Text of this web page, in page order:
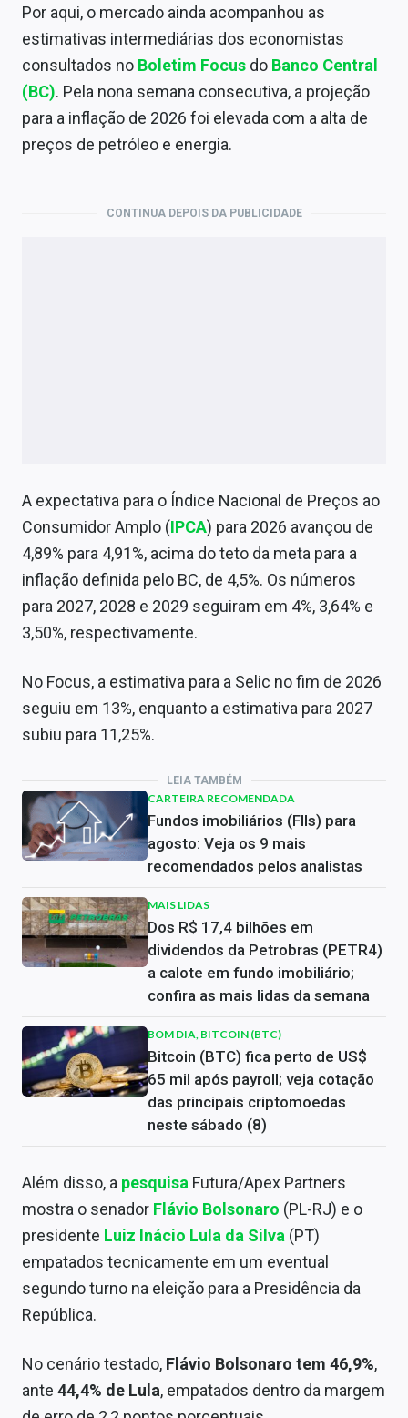
Por aqui, o mercado ainda acompanhou as
estimativas intermediárias dos economistas
consultados no Boletim Focus do Banco Central
(BC). Pela nona semana consecutiva, a projeção
para a inflação de 2026 foi elevada com a alta de
preços de petróleo e energia.
CONTINUA DEPOIS DA PUBLICIDADE
A expectativa para o Índice Nacional de Preços ao
Consumidor Amplo (IPCA) para 2026 avançou de
4,89% para 4,91%, acima do teto da meta para a
inflação definida pelo BC, de 4,5%. Os números
para 2027, 2028 e 2029 seguiram em 4%, 3,64% e
3,50%, respectivamente.
No Focus, a estimativa para a Selic no fim de 2026
seguiu em 13%, enquanto a estimativa para 2027
subiu para 11,25%.
LEIA TAMBÉM
CARTEIRA RECOMENDADA
Fundos imobiliários (FIIs) para
agosto: Veja os 9 mais
recomendados pelos analistas
MAIS LIDAS
Dos R$ 17,4 bilhões em
dividendos da Petrobras (PETR4)
a calote em fundo imobiliário;
confira as mais lidas da semana
BOM DIA, BITCOIN (BTC)
Bitcoin (BTC) fica perto de US$
65 mil após payroll; veja cotação
das principais criptomoedas
neste sábado (8)
Além disso, a pesquisa Futura/Apex Partners
mostra o senador Flávio Bolsonaro (PL-RJ) e o
presidente Luiz Inácio Lula da Silva (PT)
empatados tecnicamente em um eventual
segundo turno na eleição para a Presidência da
República.
No cenário testado, Flávio Bolsonaro tem 46,9%,
ante 44,4% de Lula, empatados dentro da margem